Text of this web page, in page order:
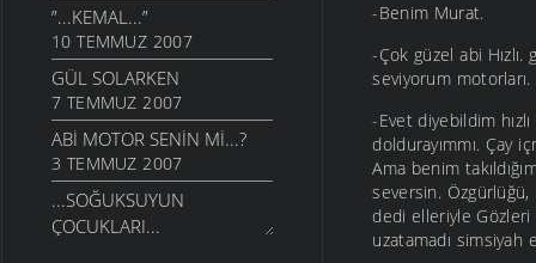
”...KEMAL...”
10 TEMMUZ 2007
GÜL SOLARKEN
7 TEMMUZ 2007
ABI MOTOR SENIN MI...?
3 TEMMUZ 2007
...SOĞUKSUYUN
ÇOCUKLARI...
-Benim Murat.
-Çok güzel abi
seviyorum motorları.
-Evet diyebildim
doldurayımmı. Çay
Ama benim
seversin. Özgürlüğü,
dedi elleriyle
uzatamadı simsiyah